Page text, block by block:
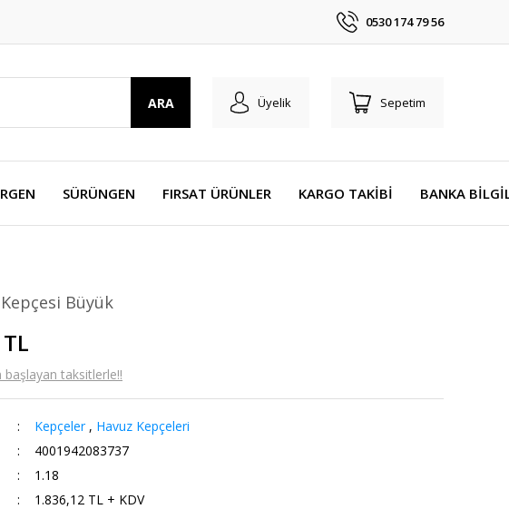
0530 174 79 56
ARA Üyelik Sepetim
SÜRÜNGEN FIRSAT ÜRÜNLER KARGO TAKİBİ BANKA
Büyük
taksitlerle!!
Kepçeler , Havuz Kepçeleri
4001942083737
1.18
1.836,12 TL + KDV